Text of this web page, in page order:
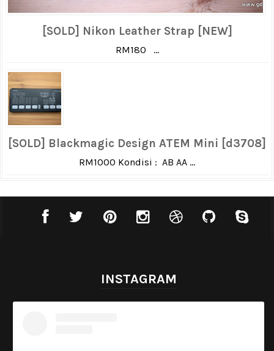
[SOLD] Nikon Leather Strap [NEW]
RM180 ...
[SOLD] Blackmagic Design ATEM Mini [d3708]
RM1000 Kondisi : AB AA ...
INSTAGRAM